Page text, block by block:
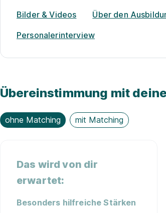
Bilder & Videos Über den
Personalerinterview
Übereinstimmung mit
ohne Matching mit Matching
Das wird von dir
erwartet:
Besonders hilfreiche Stärken